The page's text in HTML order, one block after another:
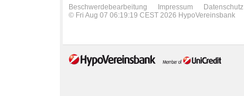
Beschwerdebearbeitung Impressum Datenschutz
© Fri Aug 07 06:19:19 CEST 2026 HypoVereinsbank